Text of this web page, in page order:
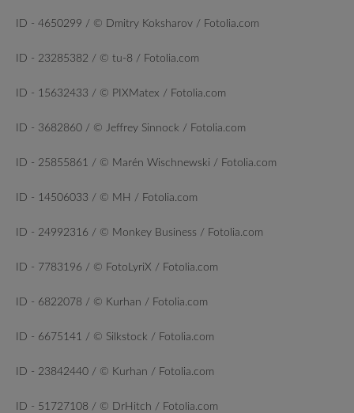
ID - 4650299 / © Dmitry Koksharov / Fotolia.com
ID - 23285382 / © tu-8 / Fotolia.com
ID - 15632433 / © PIXMatex / Fotolia.com
ID - 3682860 / © Jeffrey Sinnock / Fotolia.com
ID - 25855861 / © Marén Wischnewski / Fotolia.com
ID - 14506033 / © MH / Fotolia.com
ID - 24992316 / © Monkey Business / Fotolia.com
ID - 7783196 / © FotoLyriX / Fotolia.com
ID - 6822078 / © Kurhan / Fotolia.com
ID - 6675141 / © Silkstock / Fotolia.com
ID - 23842440 / © Kurhan / Fotolia.com
ID - 51727108 / © DrHitch / Fotolia.com